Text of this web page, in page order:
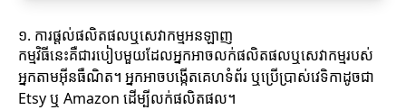
១. ការផ្តល់ផលិតផលឬសេវាកម្មអនឡាញ
កម្មវិធីនេះគឺជារបៀបមួយដែលអ្នកអាចលក់ផលិតផលឬសេវាកម្មរបស់
អ្នកតាមអ៊ីនធឺណិត។ អ្នកអាចបង្កើតគេហទំព័រ ឬប្រើប្រាស់វេទិកាដូចជា
Etsy ឬ Amazon ដើម្បីលក់ផលិតផល។